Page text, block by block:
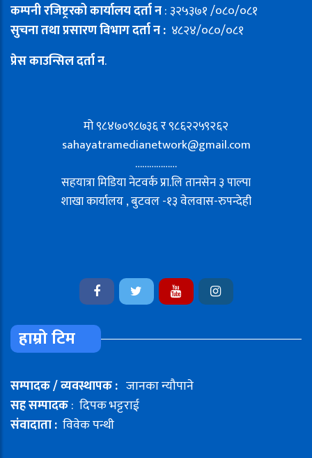
कम्पनी रजिष्ट्ररको कार्यालय दर्ता न: ३२५३७१ /०८०/०८१
सुचना तथा प्रसारण विभाग दर्ता न : ४८२४/०८०/०८१
प्रेस काउन्सिल दर्ता न.
मो ९८४७०९८७३६ र ९८६२२५९२६२
sahayatramedianetwork@gmail.com
………………
सहयात्रा मिडिया नेटवर्क प्रा.लि तानसेन ३ पाल्पा
शाखा कार्यालय , बुटवल -१३ वेलवास-रुपन्देही
हाम्रो टिम
सम्पादक / व्यवस्थापक : जानका न्यौपाने
सह सम्पादक: दिपक भट्टराई
संवादाता : विवेक पन्थी